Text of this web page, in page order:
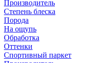
Производитель
Степень блеска
Порода
На ощупь
Обработка
Оттенки
Спортивный паркет